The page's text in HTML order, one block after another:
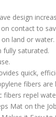
design
contact to
land or water.
fully saturated.
quick,
fibers
fibers repel
Mat on the